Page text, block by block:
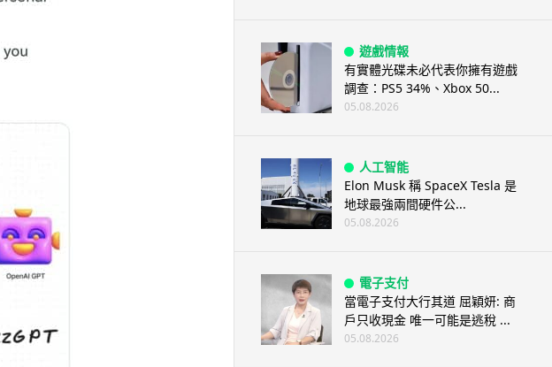
遊戲情報
有實體光碟未必代表你擁有遊戲
調查：PS5 34%、Xbox 50...
05.08.2026
人工智能
Elon Musk 稱 SpaceX Tesla 是
地球最強兩間硬件公...
05.08.2026
電子支付
當電子支付大行其道 屈穎妍: 商
戶只收現金 唯一可能是逃稅 ...
05.08.2026